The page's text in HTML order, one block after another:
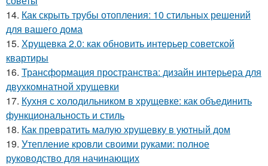
14. Как скрыть трубы отопления: 10 стильных решений
для вашего дома
15. Хрущевка 2.0: как обновить интерьер советской
квартиры
16. Трансформация пространства: дизайн интерьера для
двухкомнатной хрущевки
17. Кухня с холодильником в хрущевке: как объединить
функциональность и стиль
18. Как превратить малую хрущевку в уютный дом
19. Утепление кровли своими руками: полное
руководство для начинающих